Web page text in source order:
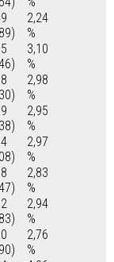
2,24
%
3,10
%
2,98
%
2,95
%
2,97
%
2,83
%
2,94
%
2,76
%